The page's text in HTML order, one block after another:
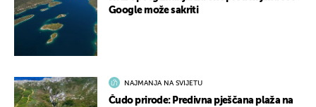
Google može sakriti
NAJMANJA NA SVIJETU
Čudo prirode: Predivna pješčana plaža na